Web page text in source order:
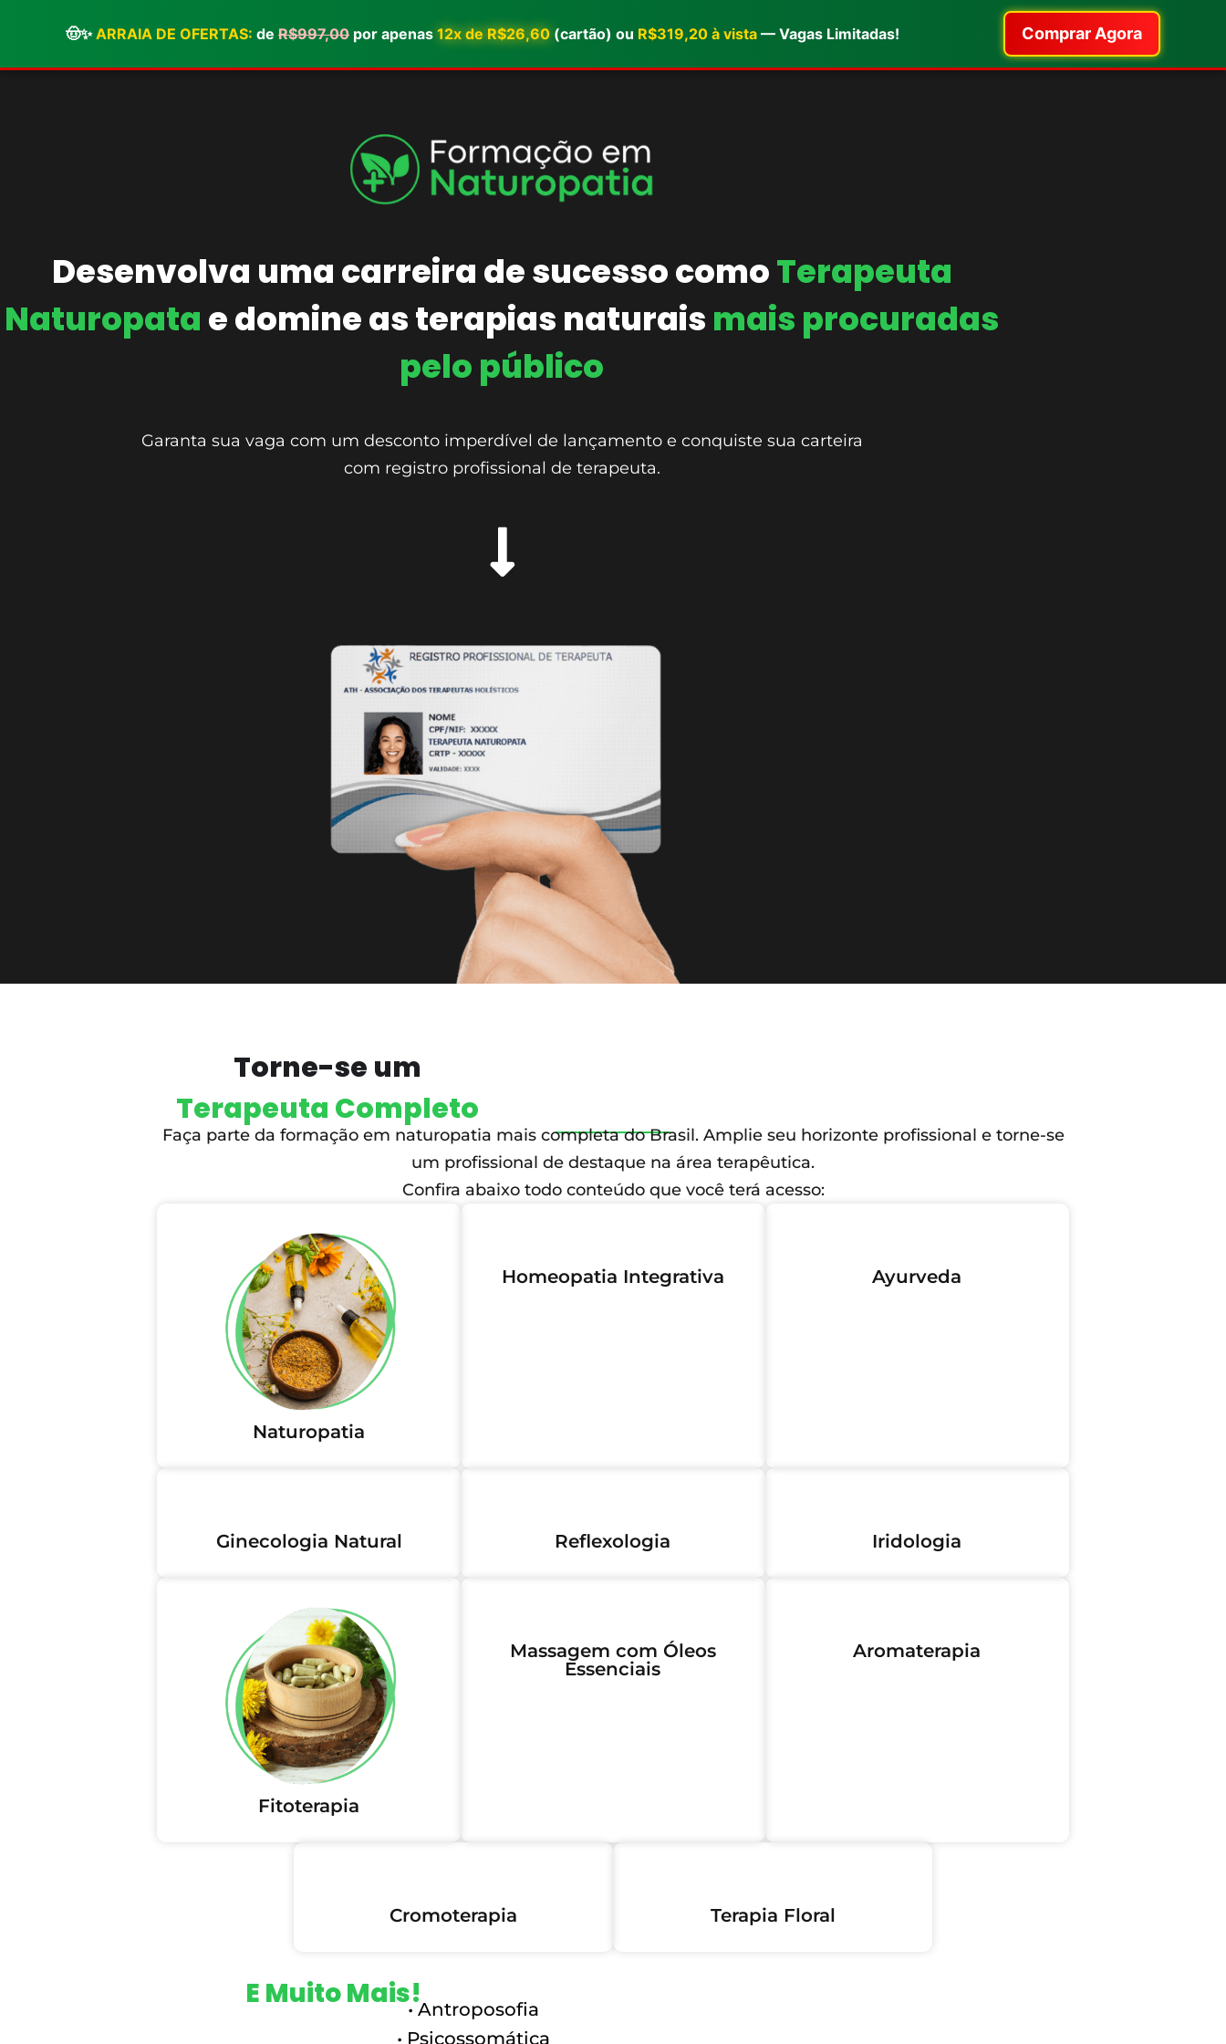
Desenvolva uma carreira de sucesso comoTerapeuta
Naturopata e domine as terapias naturais mais procuradas
pelo público
🤠✨ARRAIA DE OFERTAS: de R$997,00 por apenas 12x de R$26,60 (cartão) ou R$319,20 à vista — Vagas Limitadas! Comprar Agora
Garanta sua vaga com um desconto imperdível de lançamento e conquiste sua carteira
com registro profissional de terapeuta.
Torne-se um
Terapeuta Completo
Faça parte da formação em naturopatia mais completa do Brasil. Amplie seu horizonte profissional e torne-se
um profissional de destaque na área terapêutica.
Confira abaixo todo conteúdo que você terá acesso:
Naturopatia
Homeopatia Integrativa Ayurveda
Ginecologia Natural Reflexologia Iridologia
Fitoterapia
Massagem com Óleos
Essenciais
Aromaterapia
Cromoterapia Terapia Floral
E Muito Mais!• Antroposofia
• Psicossomática